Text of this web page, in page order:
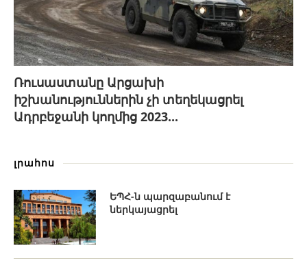
Ռուսաստանը Արցախի
իշխանություններին չի տեղեկացրել
Ադրբեջանի կողմից 2023...
լրահոս
ԵՊՀ-ն պարզաբանում է
ներկայացրել